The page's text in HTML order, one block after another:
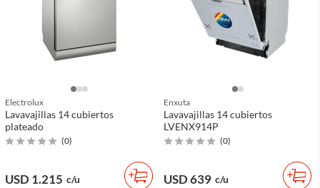
Electrolux
Lavavajillas 14 cubiertos
plateado
(0)
USD 1.215 c/u
Enxuta
Lavavajillas 14 cubiertos
LVENX914P
(0)
USD 639 c/u